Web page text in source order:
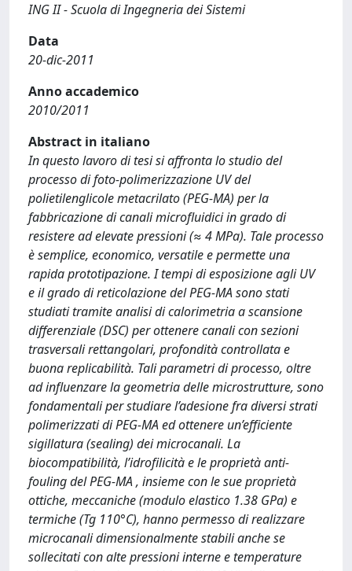
ING II - Scuola di Ingegneria dei Sistemi
Data
20-dic-2011
Anno accademico
2010/2011
Abstract in italiano
In questo lavoro di tesi si affronta lo studio del
processo di foto-polimerizzazione UV del
polietilenglicole metacrilato (PEG-MA) per la
fabbricazione di canali microfluidici in grado di
resistere ad elevate pressioni (≈ 4 MPa). Tale processo
è semplice, economico, versatile e permette una
rapida prototipazione. I tempi di esposizione agli UV
e il grado di reticolazione del PEG-MA sono stati
studiati tramite analisi di calorimetria a scansione
differenziale (DSC) per ottenere canali con sezioni
trasversali rettangolari, profondità controllata e
buona replicabilità. Tali parametri di processo, oltre
ad influenzare la geometria delle microstrutture, sono
fondamentali per studiare l’adesione fra diversi strati
polimerizzati di PEG-MA ed ottenere un’efficiente
sigillatura (sealing) dei microcanali. La
biocompatibilità, l’idrofilicità e le proprietà anti-
fouling del PEG-MA , insieme con le sue proprietà
ottiche, meccaniche (modulo elastico 1.38 GPa) e
termiche (Tg 110°C), hanno permesso di realizzare
microcanali dimensionalmente stabili anche se
sollecitati con alte pressioni interne e temperature